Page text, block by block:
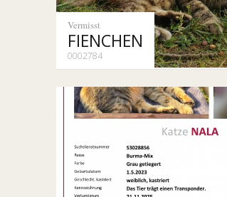
Vermisst
FIENCHEN
0002784